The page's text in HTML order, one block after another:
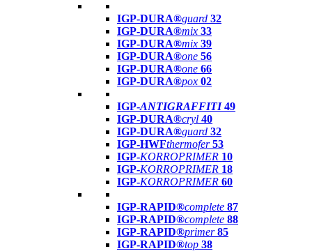
IGP-DURA®guard 32
IGP-DURA®mix 33
IGP-DURA®mix 39
IGP-DURA®one 56
IGP-DURA®one 66
IGP-DURA®pox 02
IGP-ANTIGRAFFITI49
IGP-DURA®cryl 40
IGP-DURA®guard 32
IGP-HWFthermofer 53
IGP-KORROPRIMER 10
IGP-KORROPRIMER 18
IGP-KORROPRIMER 60
IGP-RAPID®complete 87
IGP-RAPID®complete 88
IGP-RAPID®primer 85
IGP-RAPID®top 38